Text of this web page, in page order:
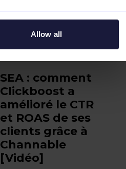
Allow all
SEA : comment
Clickboost a
amélioré le CTR
et ROAS de ses
clients grâce à
Channable
[Vidéo]